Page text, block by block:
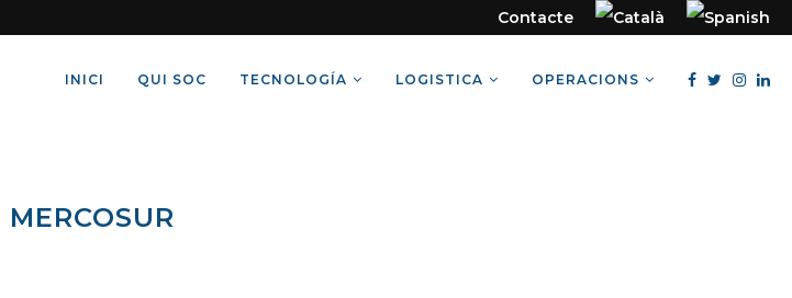
Contacte
INICI QUI SOC TECNOLOGÍA LOGISTICA OPERACIONS
MERCOSUR